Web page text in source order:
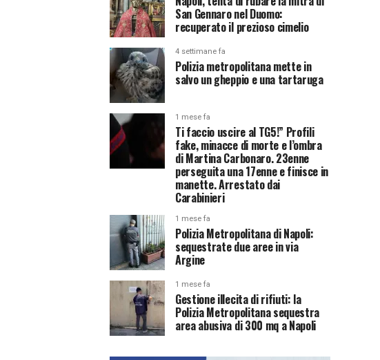
San Gennaro nel Duomo:
recuperato il prezioso cimelio
4 settimane fa
Polizia metropolitana mette in
salvo un gheppio e una tartaruga
1 mese fa
Ti faccio uscire al TG5!” Profili
fake, minacce di morte e l’ombra
di Martina Carbonaro. 23enne
perseguita una 17enne e finisce in
manette. Arrestato dai
Carabinieri
1 mese fa
Polizia Metropolitana di Napoli:
sequestrate due aree in via
Argine
1 mese fa
Gestione illecita di rifiuti: la
Polizia Metropolitana sequestra
area abusiva di 300 mq a Napoli